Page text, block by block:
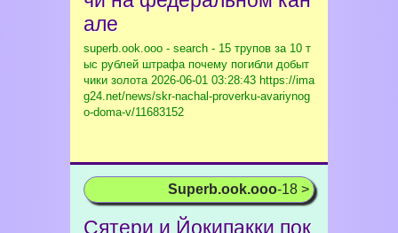
але
superb.ook.ooo - search - 15 трупов за 10 т
ыс рублей штрафа почему погибли добыт
чики золота2026-06-01 03:28:43 https://ima
g24.net/news/skr-nachal-proverku-avariynog
o-doma-v/11683152
Superb.ook.ooo-18 >
Сятери и Йокипакки пок